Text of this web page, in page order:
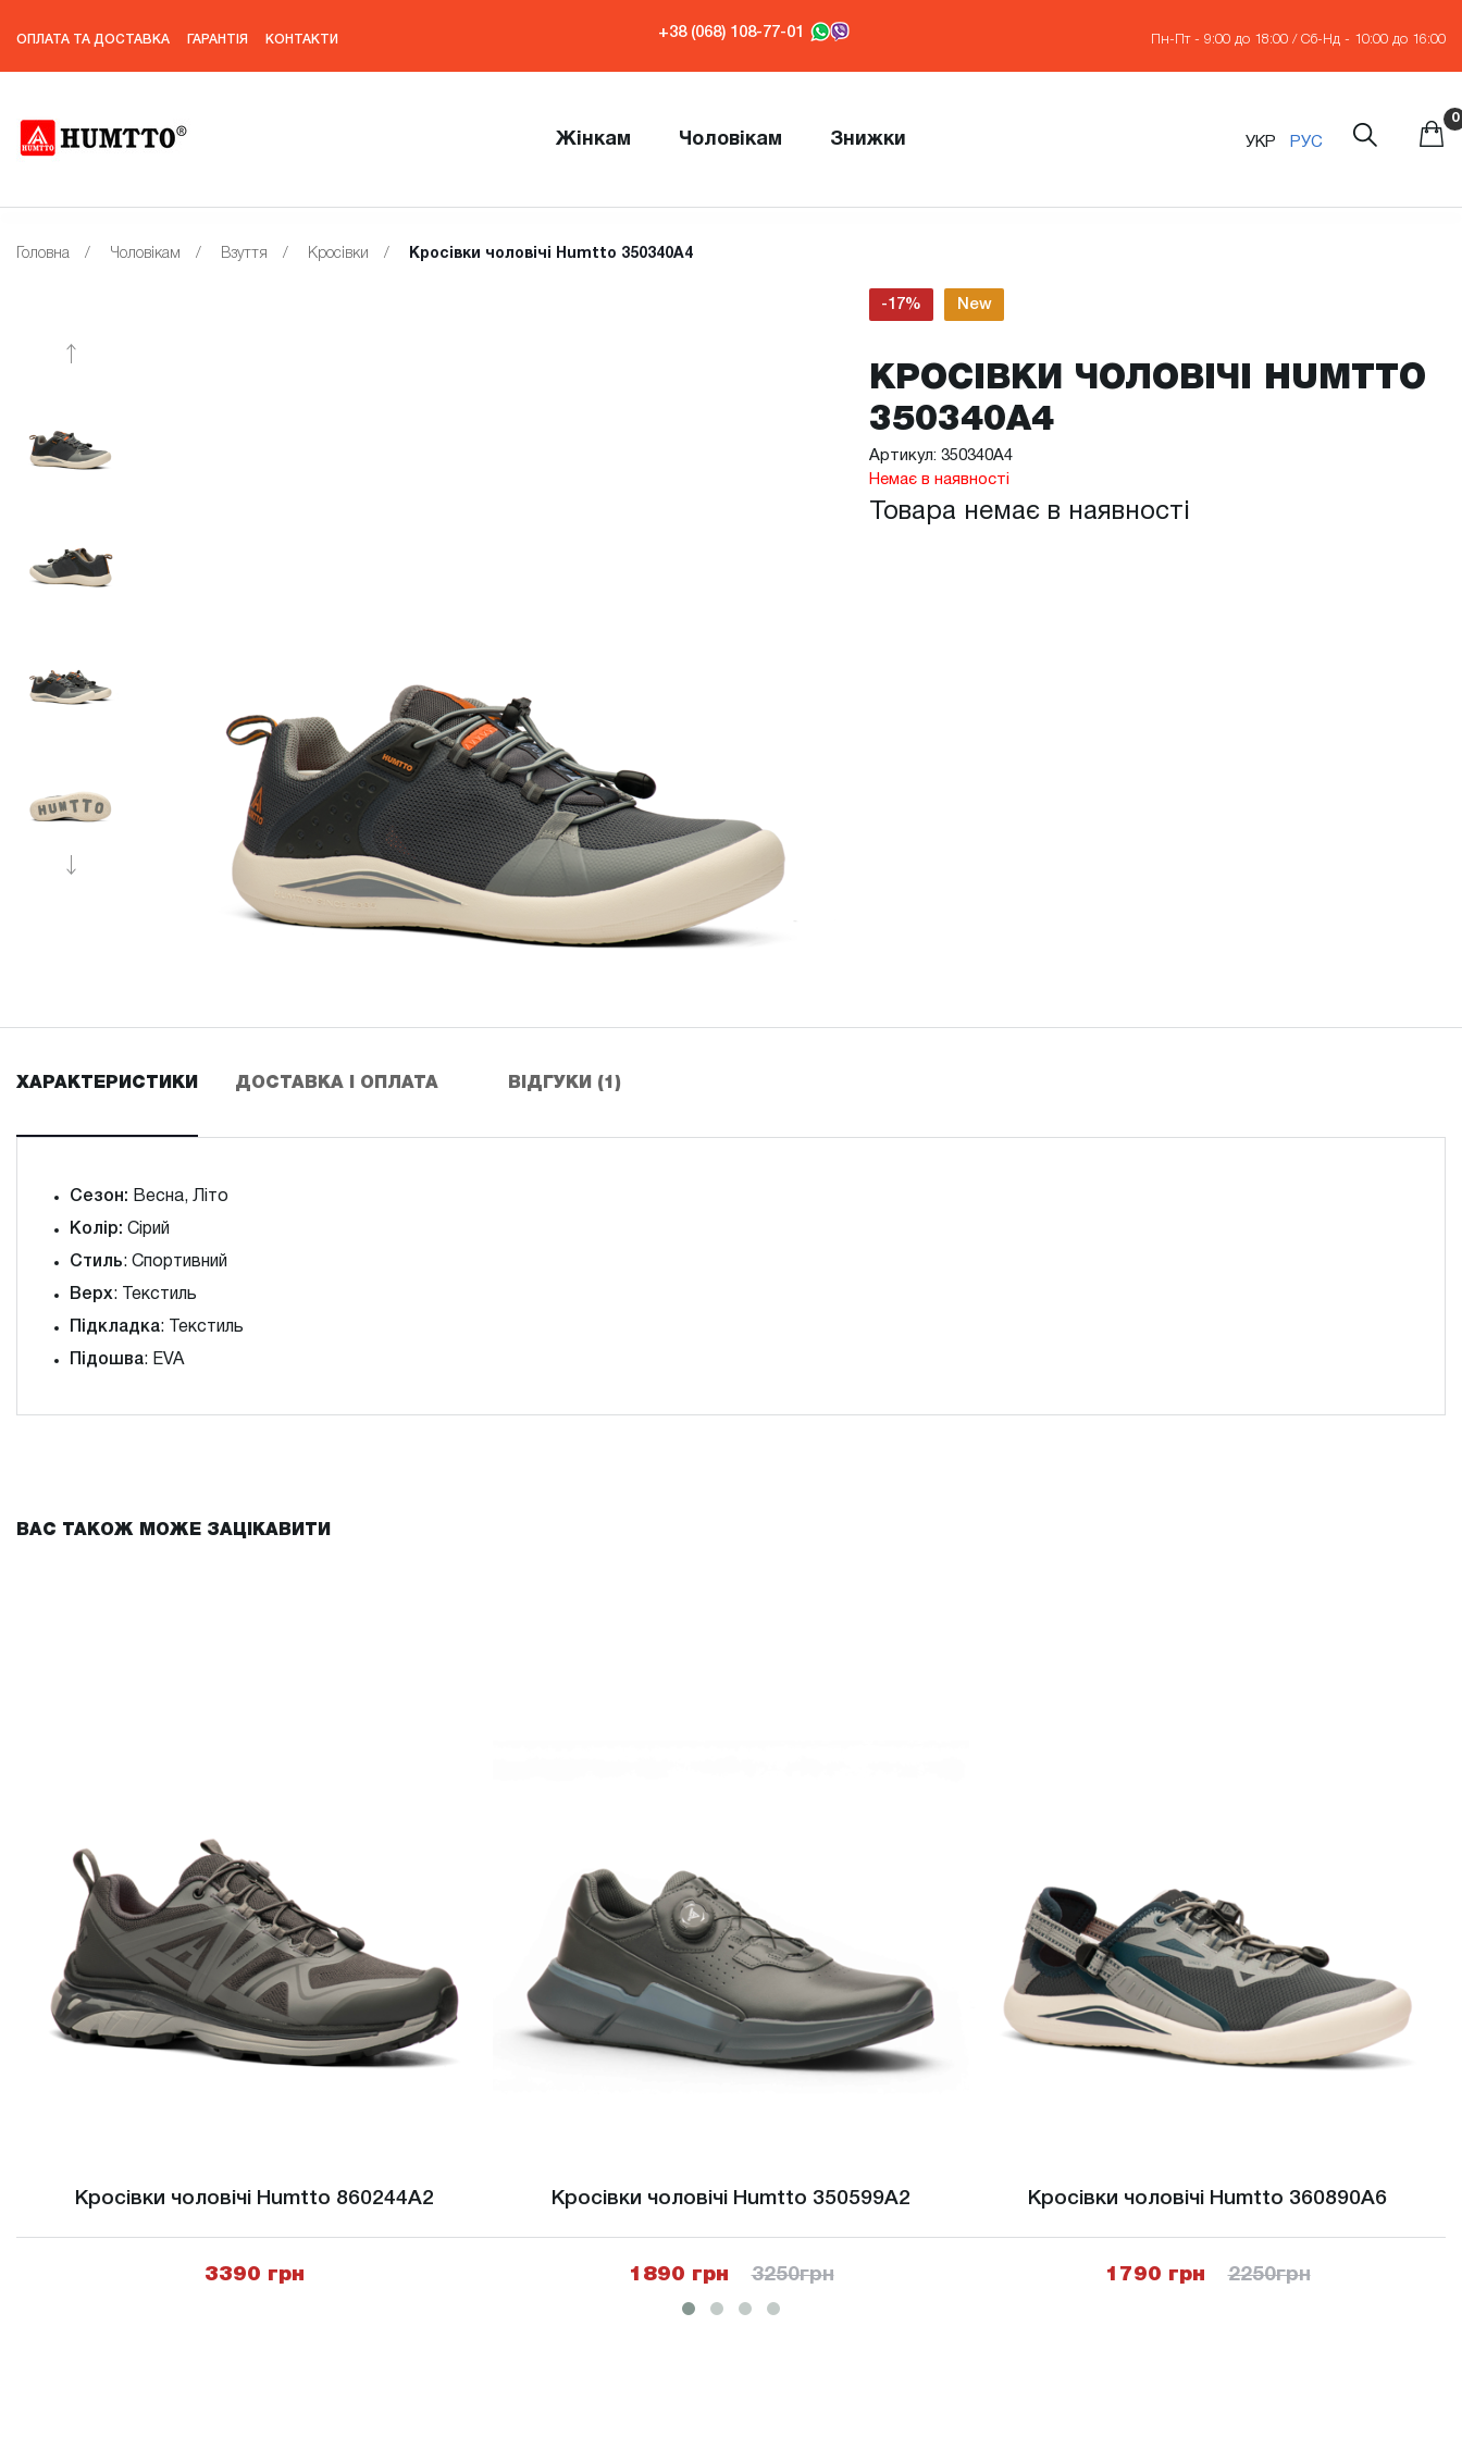
ОПЛАТА ТА ДОСТАВКА ГАРАНТІЯ КОНТАКТИ +38 (068) 108-77-01 Пн-Пт - 9:00 до 18:00 / Сб-Нд - 10:00 до 16:00
Жінкам Чоловікам Знижки УКР РУС
0
Головна / Чоловікам / Взуття / Кросівки / Кросівки чоловічі Humtto 350340A4
-17% New
КРОСІВКИ ЧОЛОВІЧІ HUMTTO
350340A4
Артикул: 350340A4
Немає в наявності
Товара немає в наявності
ХАРАКТЕРИСТИКИ ДОСТАВКА І ОПЛАТА ВІДГУКИ (1)
Сезон: Весна, Літо
Колір: Сірий
Стиль: Спортивний
Верх: Текстиль
Підкладка: Текстиль
Підошва: EVA
ВАС ТАКОЖ МОЖЕ ЗАЦІКАВИТИ
Кросівки чоловічі Humtto 860244A2
3390 грн
Кросівки чоловічі Humtto 350599A2
1890 грн 3250грн
Кросівки чоловічі Humtto 360890A6
1790 грн 2250грн